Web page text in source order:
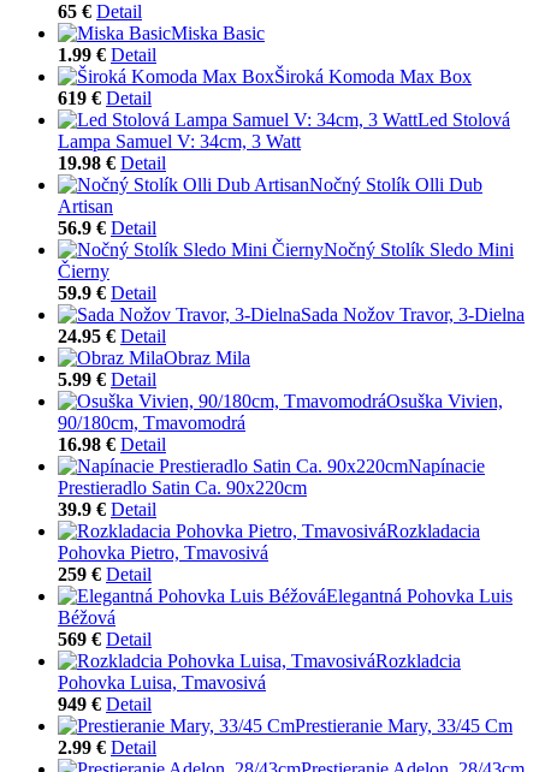
65 € Detail
Miska Basic
1.99 € Detail
Široká Komoda Max Box
619 € Detail
Led Stolová
Lampa Samuel V: 34cm, 3 Watt
19.98 € Detail
Nočný Stolík Olli Dub
Artisan
56.9 € Detail
Nočný Stolík Sledo Mini
Čierny
59.9 € Detail
Sada Nožov Travor, 3-Dielna
24.95 € Detail
Obraz Mila
5.99 € Detail
Osuška Vivien,
90/180cm, Tmavomodrá
16.98 € Detail
Napínacie
Prestieradlo Satin Ca. 90x220cm
39.9 € Detail
Rozkladacia
Pohovka Pietro, Tmavosivá
259 € Detail
Elegantná Pohovka Luis
Béžová
569 € Detail
Rozkladcia
Pohovka Luisa, Tmavosivá
949 € Detail
Prestieranie Mary, 33/45 Cm
2.99 € Detail